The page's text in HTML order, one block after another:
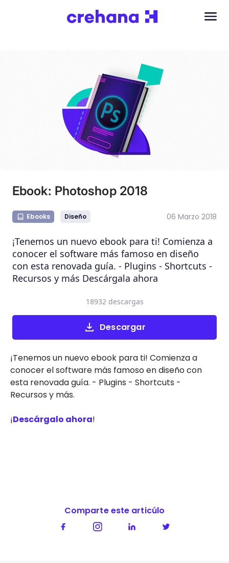
Ebook: Photoshop 2018
Ebooks Diseño 06 Marzo 2018
¡Tenemos un nuevo ebook para ti! Comienza a
conocer el software más famoso en diseño
con esta renovada guía. - Plugins - Shortcuts -
Recursos y más Descárgala ahora
Descargar
18932 descargas
¡Tenemos un nuevo ebook para ti! Comienza a
conocer el software más famoso en diseño con
esta renovada guía. - Plugins - Shortcuts -
Recursos y más.
¡Descárgalo ahora!
Comparte este articúlo